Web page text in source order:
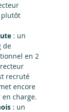
: un
de
en 2
recruté
encore
charge.
: un